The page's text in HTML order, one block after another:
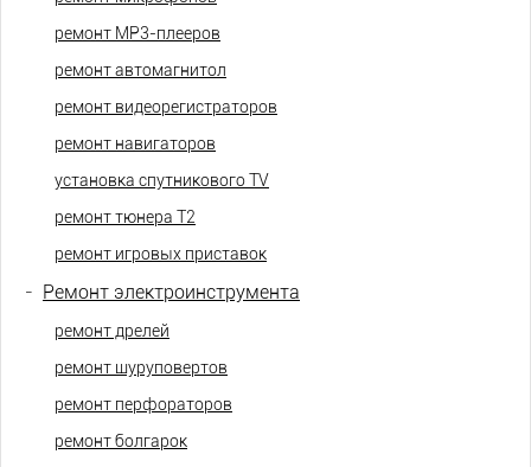
ремонт МР3-плееров
ремонт автомагнитол
ремонт видеорегистраторов
ремонт навигаторов
установка спутникового TV
ремонт тюнера Т2
ремонт игровых приставок
- Ремонт электроинструмента
ремонт дрелей
ремонт шуруповертов
ремонт перфораторов
ремонт болгарок